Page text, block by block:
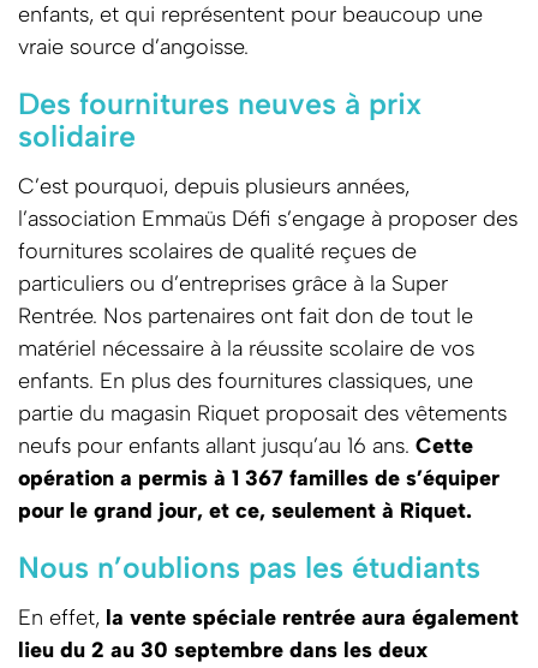
enfants, et qui représentent pour beaucoup une
vraie source d’angoisse.
Des fournitures neuves à prix
solidaire
C’est pourquoi, depuis plusieurs années,
l’association Emmaüs Défi s’engage à proposer des
fournitures scolaires de qualité reçues de
particuliers ou d’entreprises grâce à la Super
Rentrée. Nos partenaires ont fait don de tout le
matériel nécessaire à la réussite scolaire de vos
enfants. En plus des fournitures classiques, une
partie du magasin Riquet proposait des vêtements
neufs pour enfants allant jusqu’au 16 ans. Cette
opération a permis à 1 367 familles de s’équiper
pour le grand jour, et ce, seulement à Riquet.
Nous n’oublions pas les étudiants
En effet, la vente spéciale rentrée aura également
lieu du 2 au 30 septembre dans les deux